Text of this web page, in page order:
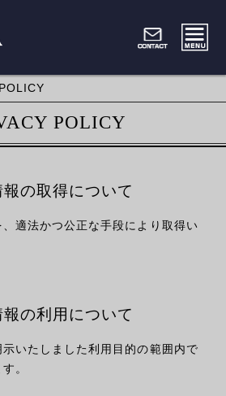
POLICY
の取得について
適法かつ公正な手段により取得い
の利用について
いたしました利用目的の範囲内で
。